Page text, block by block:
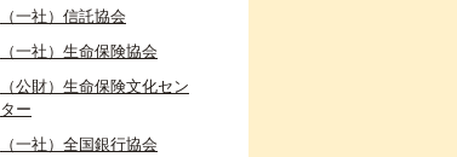
（一社）信託協会
（一社）生命保険協会
（公財）生命保険文化セン
ター
（一社）全国銀行協会